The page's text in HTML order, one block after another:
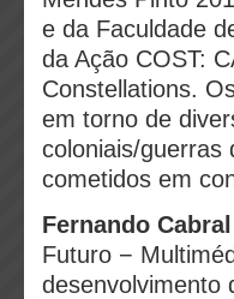
e da Faculdade
da Ação COST:
Constellations.
em torno de
coloniais/guerras
cometidos em
Fernando Cabral
Futuro −
desenvolvimento